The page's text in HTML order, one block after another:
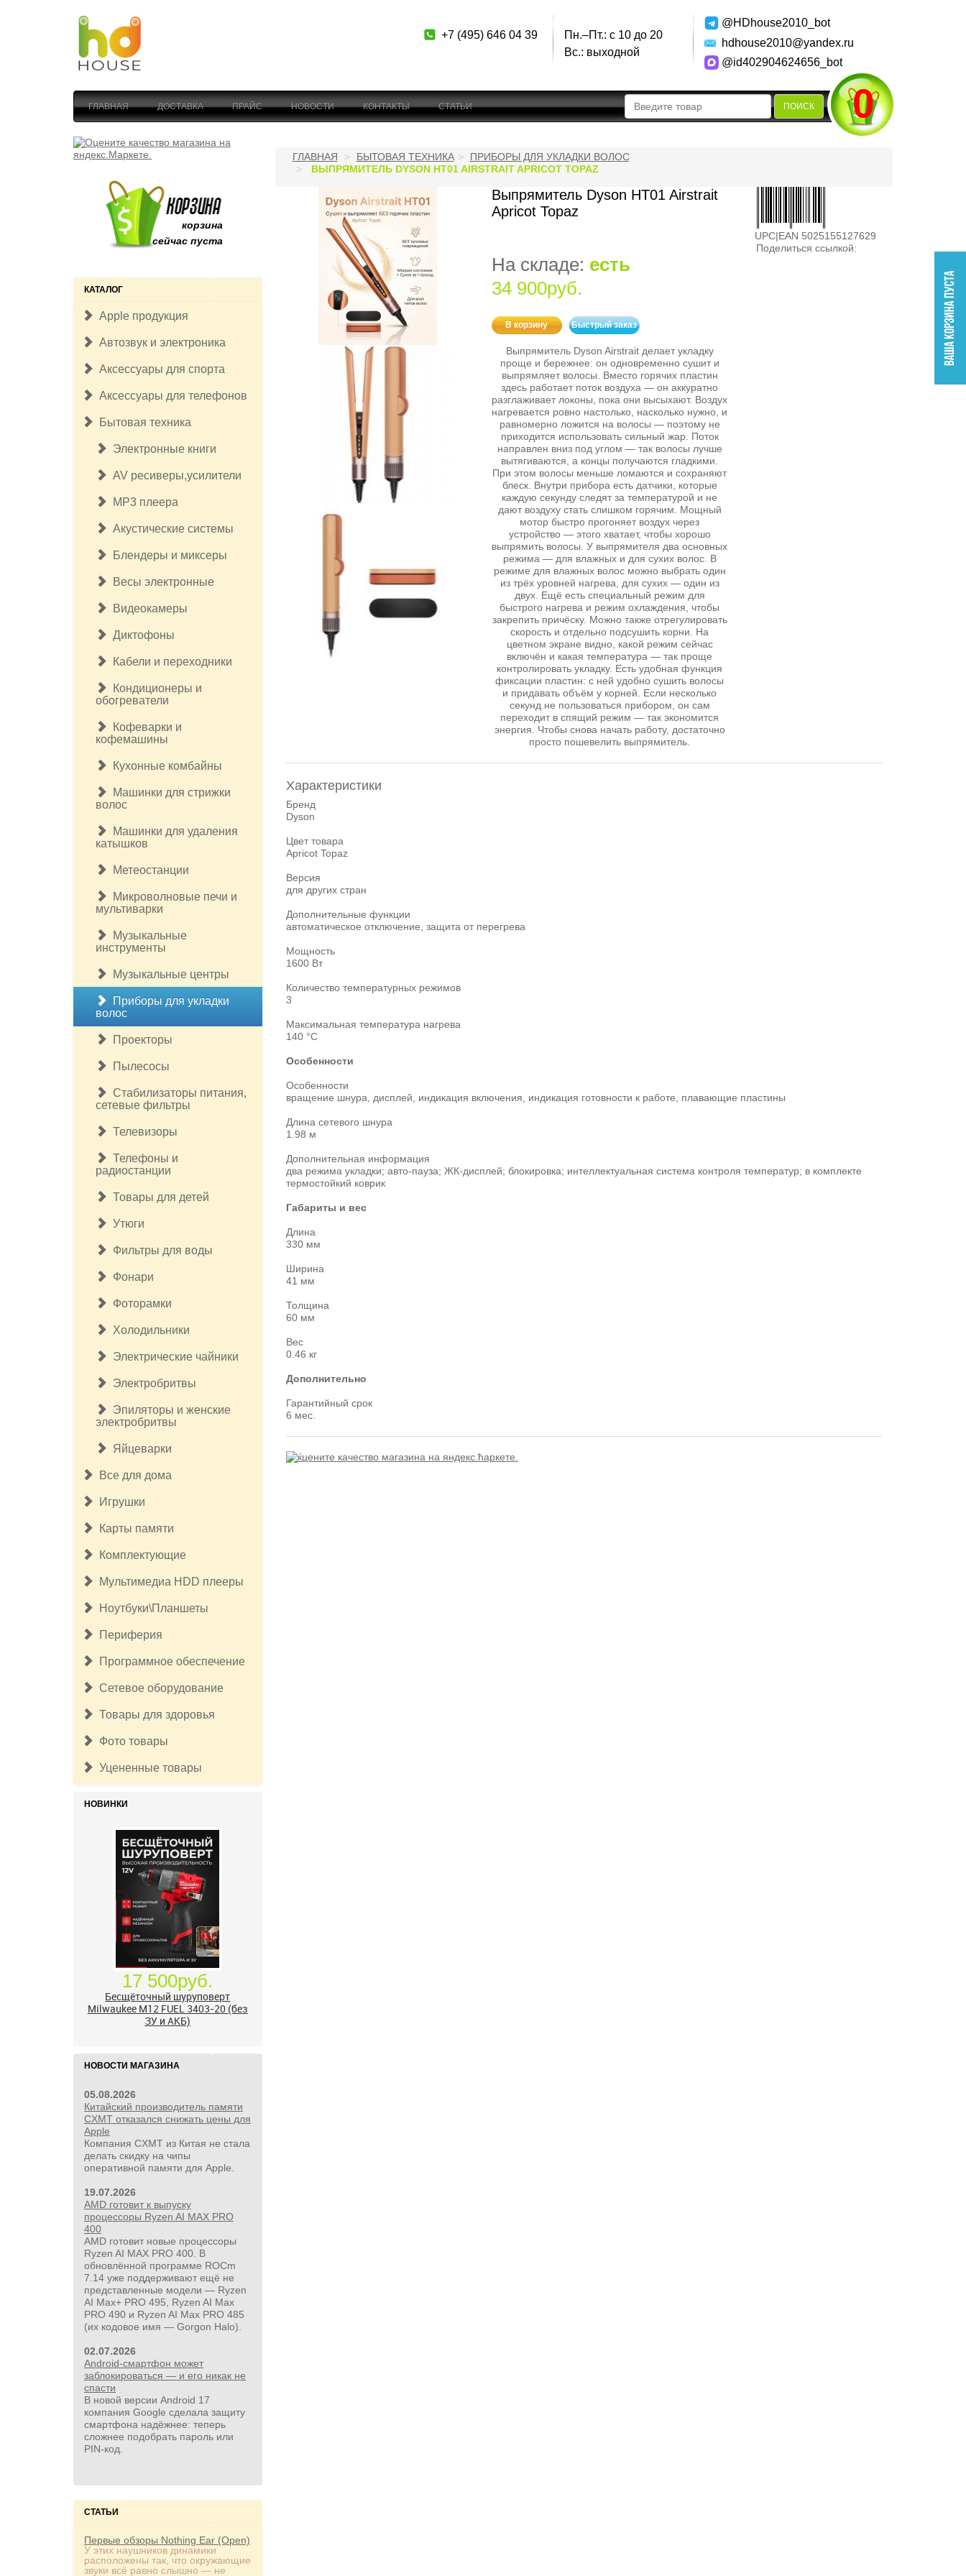
+7 (495) 646 04 39
Пн.–Пт.: с 10 до 20
Вс.: выходной
@HDhouse2010_bot
hdhouse2010@yandex.ru
@id402904624656_bot
ГЛАВНАЯ ДОСТАВКА ПРАЙС НОВОСТИ КОНТАКТЫ СТАТЬИ ПОИСК 0
корзина
сейчас пуста
КАТАЛОГ
Apple продукция
Автозвук и электроника
Аксессуары для спорта
Аксессуары для телефонов
Бытовая техника
Электронные книги
AV ресиверы,усилители
MP3 плеера
Акустические системы
Блендеры и миксеры
Весы электронные
Видеокамеры
Диктофоны
Кабели и переходники
Кондиционеры и
обогреватели
Кофеварки и
кофемашины
Кухонные комбайны
Машинки для стрижки
волос
Машинки для удаления
катышков
Метеостанции
Микроволновые печи и
мультиварки
Музыкальные
инструменты
Музыкальные центры
Приборы для укладки
волос
Проекторы
Пылесосы
Стабилизаторы питания,
сетевые фильтры
Телевизоры
Телефоны и
радиостанции
Товары для детей
Утюги
Фильтры для воды
Фонари
Фоторамки
Холодильники
Электрические чайники
Электробритвы
Эпиляторы и женские
электробритвы
Яйцеварки
Все для дома
Игрушки
Карты памяти
Комплектующие
Мультимедиа HDD плееры
Ноутбуки\Планшеты
Периферия
Программное обеспечение
Сетевое оборудование
Товары для здоровья
Фото товары
Уцененные товары
НОВИНКИ
17 500руб.
Бесщёточный шуруповерт
Milwaukee M12 FUEL 3403-20 (без
ЗУ и АКБ)
УШМ болгарка Milwaukee M18
FUEL 2888-20 125 мм, красный
НОВОСТИ МАГАЗИНА
05.08.2026
Китайский производитель памяти
CXMT отказался снижать цены для
Apple
Компания CXMT из Китая не стала
делать скидку на чипы
оперативной памяти для Apple.
19.07.2026
AMD готовит к выпуску
процессоры Ryzen AI MAX PRO
400
AMD готовит новые процессоры
Ryzen AI MAX PRO 400. В
обновлённой программе ROCm
7.14 уже поддерживают ещё не
представленные модели — Ryzen
AI Max+ PRO 495, Ryzen AI Max
PRO 490 и Ryzen AI Max PRO 485
(их кодовое имя — Gorgon Halo).
02.07.2026
Android-смартфон может
заблокироваться — и его никак не
спасти
В новой версии Android 17
компания Google сделала защиту
смартфона надёжнее: теперь
сложнее подобрать пароль или
PIN‑код.
СТАТЬИ
Первые обзоры Nothing Ear (Open)
У этих наушников динамики
расположены так, что окружающие
звуки всё равно слышно — не
ГЛАВНАЯ БЫТОВАЯ ТЕХНИКА
ПРИБОРЫ ДЛЯ УКЛАДКИ ВОЛОС
ВЫПРЯМИТЕЛЬ DYSON HT01 AIRSTRAIT APRICOT TOPAZ
Выпрямитель Dyson HT01 Airstrait
Apricot Topaz
На складе: есть
34 900руб.
В корзину Быстрый заказ
Выпрямитель Dyson Airstrait делает укладку
проще и бережнее: он одновременно сушит и
выпрямляет волосы. Вместо горячих пластин
здесь работает поток воздуха — он аккуратно
разглаживает локоны, пока они высыхают. Воздух
нагревается ровно настолько, насколько нужно, и
равномерно ложится на волосы — поэтому не
приходится использовать сильный жар. Поток
направлен вниз под углом — так волосы лучше
вытягиваются, а концы получаются гладкими.
При этом волосы меньше ломаются и сохраняют
блеск. Внутри прибора есть датчики, которые
каждую секунду следят за температурой и не
дают воздуху стать слишком горячим. Мощный
мотор быстро прогоняет воздух через
устройство — этого хватает, чтобы хорошо
выпрямить волосы. У выпрямителя два основных
режима — для влажных и для сухих волос. В
режиме для влажных волос можно выбрать один
из трёх уровней нагрева, для сухих — один из
двух. Ещё есть специальный режим для
быстрого нагрева и режим охлаждения, чтобы
закрепить причёску. Можно также отрегулировать
скорость и отдельно подсушить корни. На
цветном экране видно, какой режим сейчас
включён и какая температура — так проще
контролировать укладку. Есть удобная функция
фиксации пластин: с ней удобно сушить волосы
и придавать объём у корней. Если несколько
секунд не пользоваться прибором, он сам
переходит в спящий режим — так экономится
энергия. Чтобы снова начать работу, достаточно
просто пошевелить выпрямитель.
UPC|EAN 5025155127629
Поделиться ссылкой:
Характеристики
Бренд
Dyson
Цвет товара
Apricot Topaz
Версия
для других стран
Дополнительные функции
автоматическое отключение, защита от перегрева
Мощность
1600 Вт
Количество температурных режимов
3
Максимальная температура нагрева
140 °C
Особенности
Особенности
вращение шнура, дисплей, индикация включения, индикация готовности к работе, плавающие пластины
Длина сетевого шнура
1.98 м
Дополнительная информация
два режима укладки; авто-пауза; ЖК-дисплей; блокировка; интеллектуальная система контроля температур; в комплекте
термостойкий коврик
Габариты и вес
Длина
330 мм
Ширина
41 мм
Толщина
60 мм
Вес
0.46 кг
Дополнительно
Гарантийный срок
6 мес.